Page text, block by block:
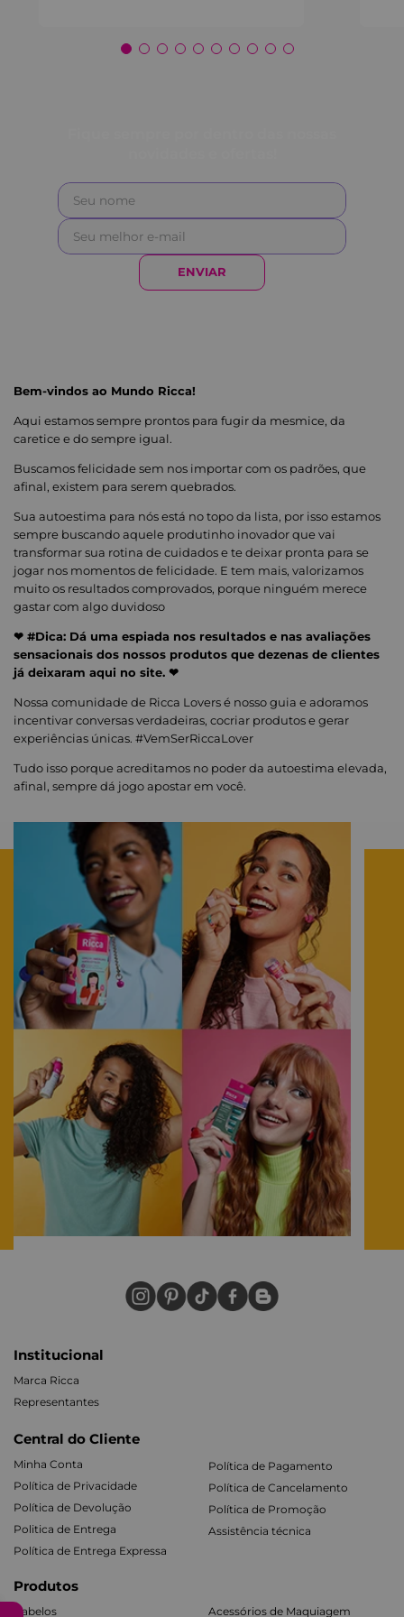
ENVIAR
Bem-vindos ao Mundo Ricca!
Aqui estamos sempre prontos para fugir da mesmice, da
caretice e do sempre igual.
Buscamos felicidade sem nos importar com os padrões, que
afinal, existem para serem quebrados.
Sua autoestima para nós está no topo da lista, por isso estamos
sempre buscando aquele produtinho inovador que vai
transformar sua rotina de cuidados e te deixar pronta para se
jogar nos momentos de felicidade. E tem mais, valorizamos
muito os resultados comprovados, porque ninguém merece
gastar com algo duvidoso
❤ #Dica: Dá uma espiada nos resultados e nas avaliações
sensacionais dos nossos produtos que dezenas de clientes
já deixaram aqui no site. ❤
Nossa comunidade de Ricca Lovers é nosso guia e adoramos
incentivar conversas verdadeiras, cocriar produtos e gerar
experiências únicas. #VemSerRiccaLover
Tudo isso porque acreditamos no poder da autoestima elevada,
afinal, sempre dá jogo apostar em você.
Institucional
Marca Ricca
Representantes
Central do Cliente
Minha Conta
Política de Privacidade
Política de Devolução
Politica de Entrega
Política de Entrega Expressa
Política de Pagamento
Política de Cancelamento
Política de Promoção
Assistência técnica
Produtos
Cabelos
Acessórios de Maquiagem